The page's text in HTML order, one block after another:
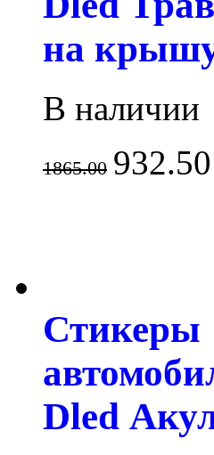
на
В наличии
1865.00 932.50
Стикеры
Dled